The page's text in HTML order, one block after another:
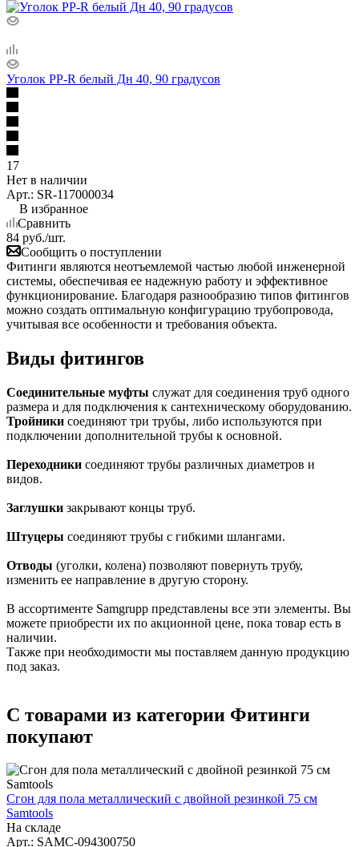
Уголок PP-R белый Дн 40, 90 градусов
17
Нет в наличии
Арт.: SR-117000034
В избранное
Сравнить
84 руб./шт.
Сообщить о поступлении
Фитинги являются неотъемлемой частью любой инженерной
системы, обеспечивая ее надежную работу и эффективное
функционирование. Благодаря разнообразию типов фитингов
можно создать оптимальную конфигурацию трубопровода,
учитывая все особенности и требования объекта.
Виды фитингов
Соединительные муфты служат для соединения труб одного
размера и для подключения к сантехническому оборудованию.
Тройники соединяют три трубы, либо используются при
подключении дополнительной трубы к основной.
Переходники соединяют трубы различных диаметров и
видов.
Заглушки закрывают концы труб.
Штуцеры соединяют трубы с гибкими шлангами.
Отводы (уголки, колена) позволяют повернуть трубу,
изменить ее направление в другую сторону.
В ассортименте Samgrupp представлены все эти элементы. Вы
можете приобрести их по акционной цене, пока товар есть в
наличии.
Также при необходимости мы поставляем данную продукцию
под заказ.
С товарами из категории Фитинги
покупают
Сгон для пола металлический с двойной резинкой 75 см
Samtools
На складе
Арт.: SAMC-094300750